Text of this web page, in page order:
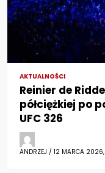
AKTUALNOŚCI
Reinier de
półciężkiej po
UFC 326
ANDRZEJ / 12 MARCA 2026,